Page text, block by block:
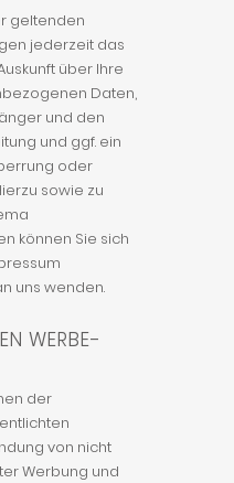
geltenden
jederzeit das
über Ihre
Daten,
und den
und ggf. ein
oder
sowie zu
können Sie sich
uns wenden.
WERBE-
der
von nicht
Werbung und